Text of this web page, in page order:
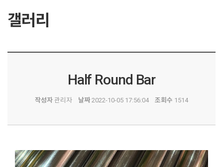
갤러리
Half Round Bar
작성자 관리자 날짜 2022-10-05 17:56:04 조회수 1514